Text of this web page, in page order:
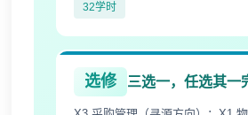
32学时
选修 三选一，任选其一